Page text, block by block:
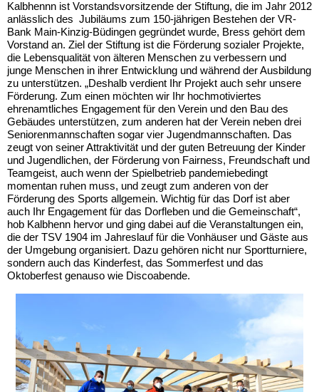
Kalbhennn ist Vorstandsvorsitzende der Stiftung, die im Jahr 2012
anlässlich des Jubiläums zum 150-jährigen Bestehen der VR-
Bank Main-Kinzig-Büdingen gegründet wurde, Bress gehört dem
Vorstand an. Ziel der Stiftung ist die Förderung sozialer Projekte,
die Lebensqualität von älteren Menschen zu verbessern und
junge Menschen in ihrer Entwicklung und während der Ausbildung
zu unterstützen. „Deshalb verdient Ihr Projekt auch sehr unsere
Förderung. Zum einen möchten wir Ihr hochmotiviertes
ehrenamtliches Engagement für den Verein und den Bau des
Gebäudes unterstützen, zum anderen hat der Verein neben drei
Seniorenmannschaften sogar vier Jugendmannschaften. Das
zeugt von seiner Attraktivität und der guten Betreuung der Kinder
und Jugendlichen, der Förderung von Fairness, Freundschaft und
Teamgeist, auch wenn der Spielbetrieb pandemiebedingt
momentan ruhen muss, und zeugt zum anderen von der
Förderung des Sports allgemein. Wichtig für das Dorf ist aber
auch Ihr Engagement für das Dorfleben und die Gemeinschaft“,
hob Kalbhenn hervor und ging dabei auf die Veranstaltungen ein,
die der TSV 1904 im Jahreslauf für die Vonhäuser und Gäste aus
der Umgebung organisiert. Dazu gehören nicht nur Sportturniere,
sondern auch das Kinderfest, das Sommerfest und das
Oktoberfest genauso wie Discoabende.